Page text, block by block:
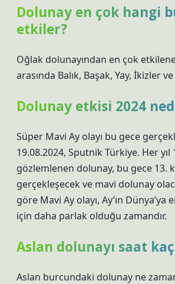
Dolunay en çok hangi
etkiler?
Oğlak dolunayından en çok
arasında Balık, Başak, Yay, İkizler
Dolunay etkisi 2024
Süper Mavi Ay olayı bu gece
19.08.2024, Sputnik Türkiye. Her yıl
gözlemlenen dolunay, bu gece 13.
gerçekleşecek ve mavi dolunay
göre Mavi Ay olayı, Ay’ın Dünya’ya
için daha parlak olduğu zamandır.
Aslan dolunayı saat
Aslan burcundaki dolunay ne